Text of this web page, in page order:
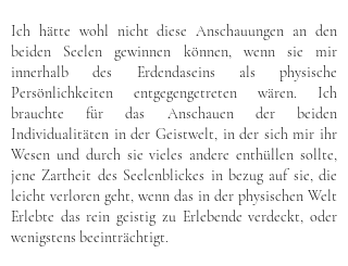
Ich hätte wohl nicht diese Anschauungen an den
beiden Seelen gewinnen können, wenn sie mir
innerhalb des Erdendaseins als physische
Persönlichkeiten entgegengetreten wären. Ich
brauchte für das Anschauen der beiden
Individualitäten in der Geistwelt, in der sich mir ihr
Wesen und durch sie vieles andere enthüllen sollte,
jene Zartheit des Seelenblickes in bezug auf sie, die
leicht verloren geht, wenn das in der physischen Welt
Erlebte das rein geistig zu Erlebende verdeckt, oder
wenigstens beeinträchtigt.